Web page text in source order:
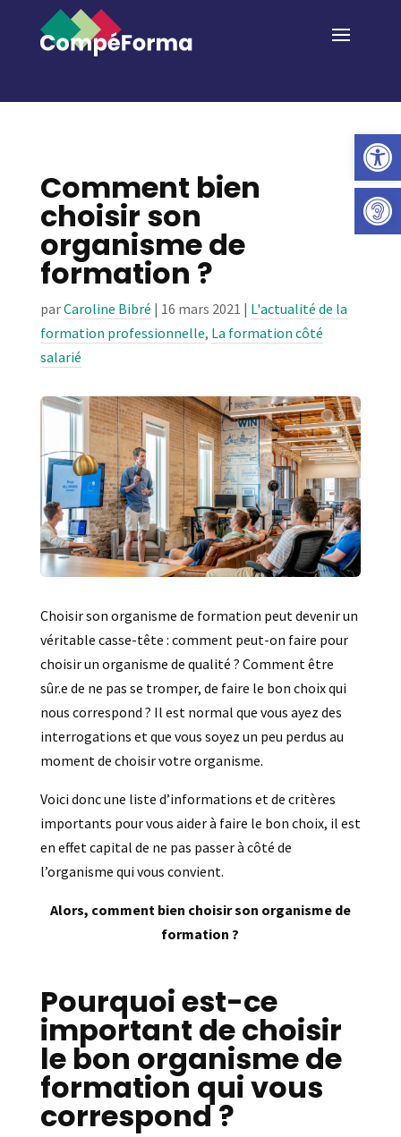
Ouvrir
Comment bien
choisir son
organisme de
formation ?
parCaroline Bibré | 16 mars 2021 | L'actualité de la
formation professionnelle, La formation côté
salarié
Choisir son organisme de formation peut devenir un
véritable casse-tête : comment peut-on faire pour
choisir un organisme de qualité ? Comment être
sûr.e de ne pas se tromper, de faire le bon choix qui
nous correspond ? Il est normal que vous ayez des
interrogations et que vous soyez un peu perdus au
moment de choisir votre organisme.
Voici donc une liste d’informations et de critères
importants pour vous aider à faire le bon choix, il est
en effet capital de ne pas passer à côté de
l’organisme qui vous convient.
Alors, comment bien choisir son organisme de
formation ?
Pourquoi est-ce
important de choisir
le bon organisme de
formation qui vous
correspond ?